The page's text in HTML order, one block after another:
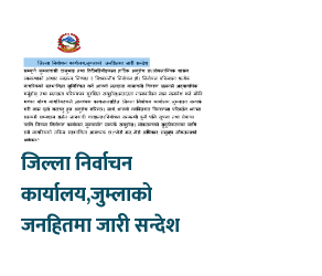
जिल्ला निर्वाचन
कार्यालय,जुम्लाको
जनहितमा जारी सन्देश